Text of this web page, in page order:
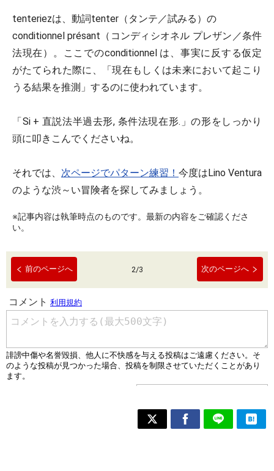
tenteriezは、動詞tenter （タンテ／試みる）の
conditionnel présant （コンディシオネル プレザン／条件
法現在）。ここでのconditionnel は、事実に反する仮定
がたてられた際に、「現在もしくは未来において起こり
うる結果を推測 」するのに使われています。
「Si + 直説法半過去形, 条件法現在形. 」の形をしっかり
頭に叩きこんでくださいね。
それでは、 次ページでパターン練習！ 今度はLino Ventura
のような渋～い冒険者を探してみましょう。
※記事内容は執筆時点のものです。最新の内容をご確認くださ
い。
前のページへ 2/3 次のページへ